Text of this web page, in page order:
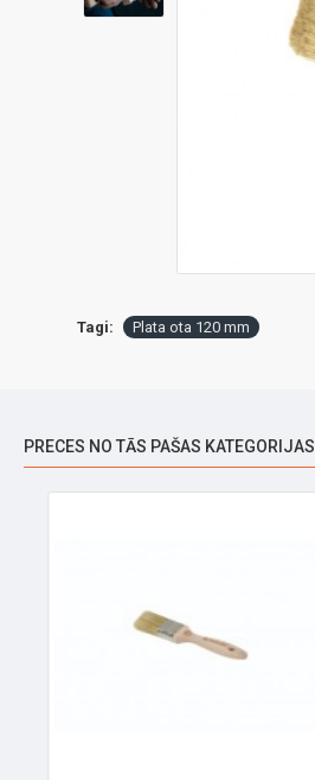
Tagi: Plata ota 120 mm
PRECES NO TĀS PAŠAS KATEGORIJAS